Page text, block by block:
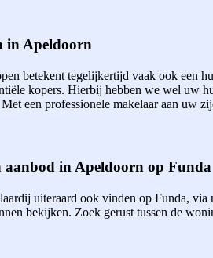
in Apeldoorn
betekent tegelijkertijd vaak ook een
kopers. Hierbij hebben we wel uw
een professionele makelaar aan uw
aanbod in Apeldoorn op Funda
uiteraard ook vinden op Funda, via
bekijken. Zoek gerust tussen de